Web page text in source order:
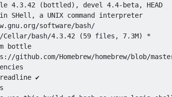
4.3.42 (bottled), devel 4.4-beta,
SHell ,
a UNIX command interpreter
. gnu. org/software/bash/
/Cellar/bash/4.3.42 (59 files , 7.3M)
*
://github. com/Homebrew/homebrew/blob/
readline ✔